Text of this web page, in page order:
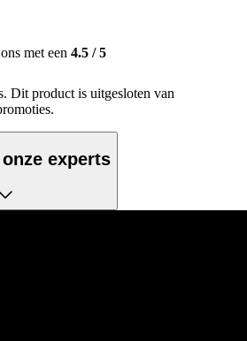
met een 4.5 /5
Dit product is uitgesloten van
experts